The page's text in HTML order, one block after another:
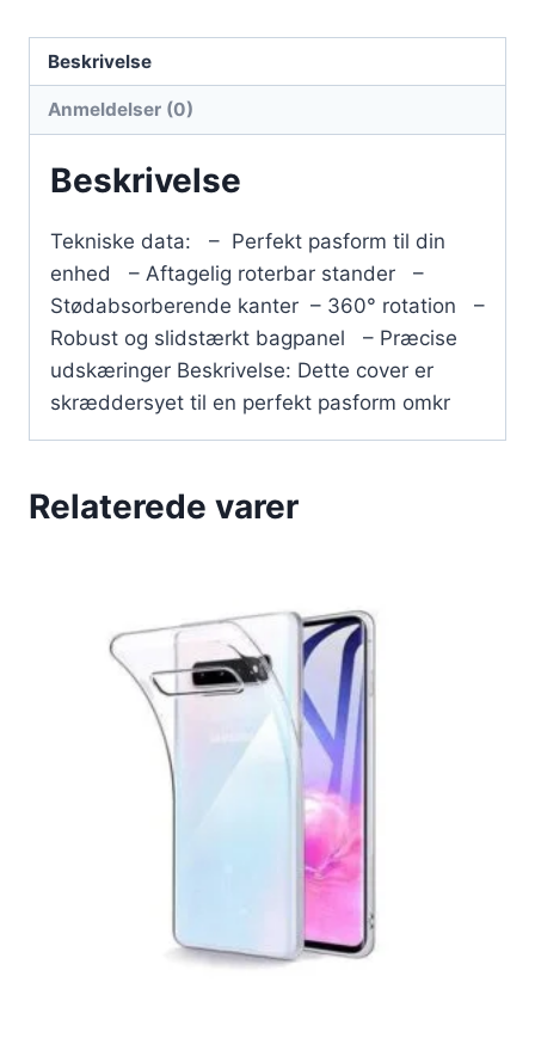
Beskrivelse
Anmeldelser (0)
Beskrivelse
Tekniske data: – Perfekt pasform til din
enhed – Aftagelig roterbar stander –
Stødabsorberende kanter – 360° rotation –
Robust og slidstærkt bagpanel – Præcise
udskæringer Beskrivelse: Dette cover er
skræddersyet til en perfekt pasform omkr
Relaterede varer